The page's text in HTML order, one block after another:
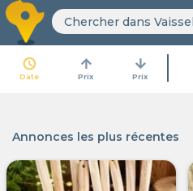
access_time
Date
arrow_upward
Prix
arrow_downward
Prix
Annonces les plus récentes